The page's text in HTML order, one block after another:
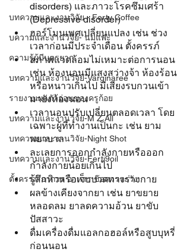
บทความและงานวิจัย - Ferty Coffee
บความและงานวิจัย- นมแพะ
ความรู้ผู้มีบุตรยาก
บทความและงานวิจัย-Varginaree
รายงานผลตัวอ่อนของครูก้อย
บทความและงานวิจัย-M Z All
บทความและงานวิจัย-Night Shot
บทความและงานวิจัย-Ferti9oil
ตั้งครรภ์ อาการ อาหาร ข้อควรระวัง
disorders) และภาวะโรคซึมเศร้า
(Depressive disorder)
ฮอร์โมนเพศเปลี่ยนแปลง เช่น ช่วง
เวลาก่อนมีประจำเดือน ตั้งครรภ์
สภาพแวดล้อมไม่เหมาะต่อการนอน
เช่น ห้องนอนมีแสงสว่างจ้า ห้องร้อน
หรือหนาวเกินไป มีเสียงรบกวนเข้า
มายังห้องนอน
เวลานอนปรับเปลี่ยนตลอดเวลา โดย
เฉพาะผู้ที่ทำงานเป็นกะ เช่น ยาม
พยาบาล
ละเลยการออกกำลังกายหรือออก
กำลังกายน้อยเกินไป
รู้สึกหิวหรือเจ็บปวดทางร่างกาย
ผลข้างเคียงจากยา เช่น ยาขยาย
หลอดลม ยาลดความอ้วน ยาขับ
ปัสสาวะ
ดื่มเครื่องดื่มแอลกอฮอล์หรือสูบบุหรี่
ก่อนนอน